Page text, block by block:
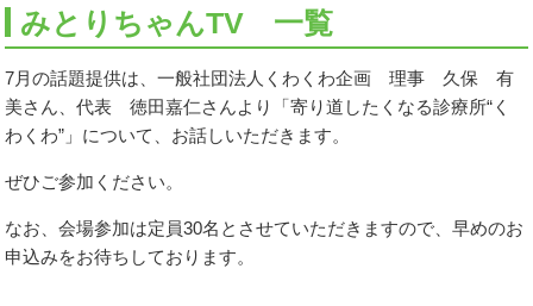
みとりちゃんTV 一覧
7月の話題提供は、一般社団法人くわくわ企画 理事 久保 有
美さん、代表 徳田嘉仁さんより「寄り道したくなる診療所“く
わくわ”」について、お話しいただきます。
ぜひご参加ください。
なお、会場参加は定員30名とさせていただきますので、早めのお
申込みをお待ちしております。